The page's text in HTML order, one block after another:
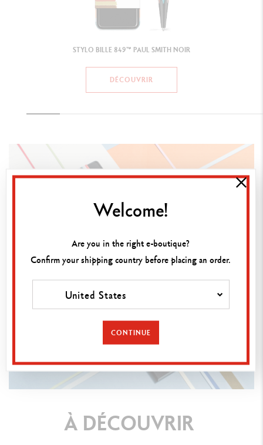
DÉCOUVRIR
À DÉCOUVRIR
Welcome!
Are you in the right e-boutique?
Confirm your shipping country before placing an order.
United States
CONTINUE